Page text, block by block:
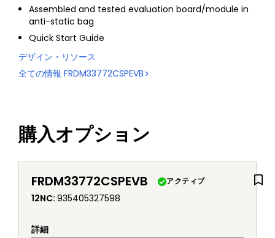
Assembled and tested evaluation board/module in
anti-static bag
Quick Start Guide
デザイン・リソース
全ての情報 FRDM33772CSPEVB
購入オプション
FRDM33772CSPEVB アクティブ
12NC: 935405327598
詳細